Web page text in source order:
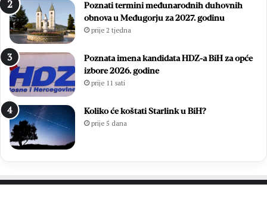
Poznati termini međunarodnih duhovnih
obnova u Međugorju za 2027. godinu
prije 2 tjedna
Poznata imena kandidata HDZ-a BiH za opće
izbore 2026. godine
prije 11 sati
Koliko će koštati Starlink u BiH?
prije 5 dana